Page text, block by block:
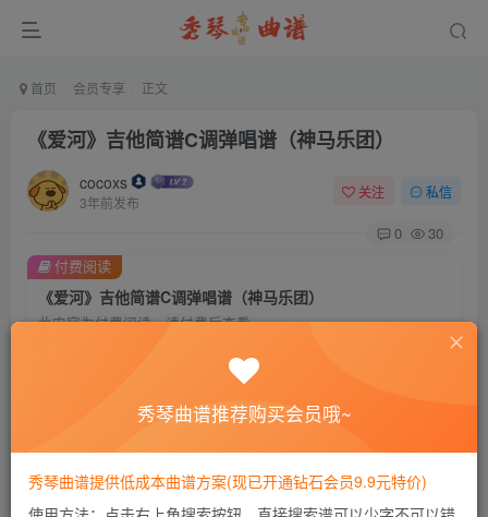
首页 会员专享 正文
《爱河》吉他简谱C调弹唱谱（神马乐团）
cocoxs
3年前发布
关注 私信
0 30
《爱河》吉他简谱C调弹唱谱（神马乐团）
此内容为付费阅读，请付费后查看
会员专属资源
黄金会员免费 钻石会员
开通会员
付费阅读
秀琴曲谱推荐购买会员哦~
秀琴曲谱提供低成本曲谱方案(现已开通钻石会员9.9元特价)